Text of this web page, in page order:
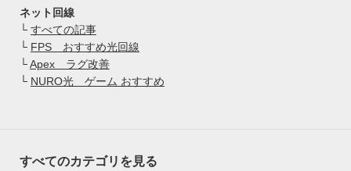
ネット回線
└ すべての記事
└ FPS おすすめ光回線
└Apex ラグ改善
└ NURO光 ゲーム おすすめ
すべてのカテゴリを見る